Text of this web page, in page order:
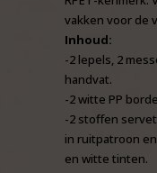
vakken voor de
Inhoud:
-2 lepels, 2
handvat.
-2 witte PP
-2 stoffen
in ruitpatroon
en witte tinten.